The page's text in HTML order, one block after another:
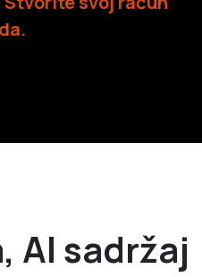
AI sadržaj